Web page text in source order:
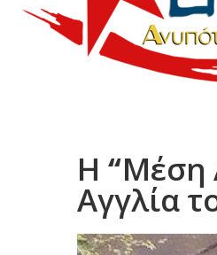
Η “Μέση
Αγγλία